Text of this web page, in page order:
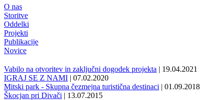
O nas
Storitve
Oddelki
Projekti
Publikacije
Novice
Vabilo na otvoritev in zaključni dogodek projekta | 19.04.2021
IGRAJ SE Z NAMI | 07.02.2020
Mitski park - Skupna čezmejna turistična destinaci | 01.09.2018
Škocjan pri Divači | 13.07.2015